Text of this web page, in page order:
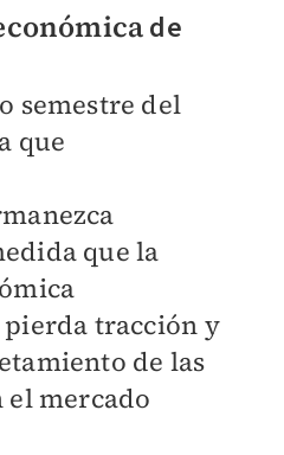
de
semestre del
que
que la
tracción y
de las
el mercado